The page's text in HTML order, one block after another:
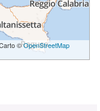
©OpenStreetMap